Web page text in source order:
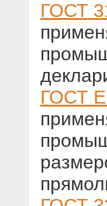
ГОСТ
ГОСТ